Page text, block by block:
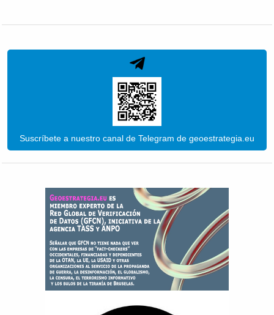
Suscríbete a nuestro canal de Telegram de geoestrategia.eu